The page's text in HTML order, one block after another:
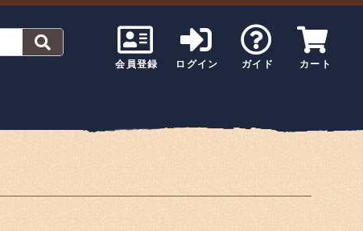
会員登録 ログイン ガイド カート